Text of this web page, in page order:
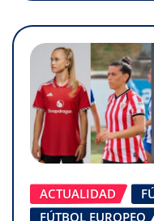
ACTUALIDAD
FÚTBOL EUROPEO